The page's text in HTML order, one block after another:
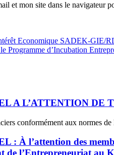
et mon site dans le navigateur
Economique SADEK-GIE/
Programme d’Incubation
A L’ATTENTION DE
conformément aux normes
: À l’attention des